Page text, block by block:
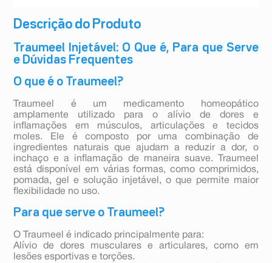
Descrição do Produto
Traumeel Injetável: O Que é, Para que Serve
e Dúvidas Frequentes
O que é o Traumeel?
Traumeel é um medicamento homeopático
amplamente utilizado para o alívio de dores e
inflamações em músculos, articulações e tecidos
moles. Ele é composto por uma combinação de
ingredientes naturais que ajudam a reduzir a dor, o
inchaço e a inflamação de maneira suave. Traumeel
está disponível em várias formas, como comprimidos,
pomada, gel e solução injetável, o que permite maior
flexibilidade no uso.
Para que serve o Traumeel?
O Traumeel é indicado principalmente para:
Alívio de dores musculares e articulares, como em
lesões esportivas e torções.